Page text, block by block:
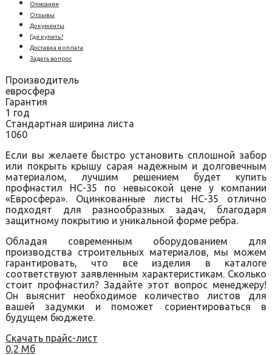
Описание
Отзывы
Документы
Где купить?
Доставка и оплата
Задать вопрос
Производитель
евросфера
Гарантия
1 год
Стандартная ширина листа
1060
Если вы желаете быстро установить сплошной забор
или покрыть крышу сарая надежным и долговечным
материалом, лучшим решением будет купить
профнастил НС-35 по невысокой цене у компании
«Евросфера». Оцинкованные листы HC-35 отлично
подходят для разнообразных задач, благодаря
защитному покрытию и уникальной форме ребра.
Обладая современным оборудованием для
производства строительных материалов, мы можем
гарантировать, что все изделия в каталоге
соответствуют заявленным характеристикам. Сколько
стоит профнастил? Задайте этот вопрос менеджеру!
Он выяснит необходимое количество листов для
вашей задумки и поможет сориентироваться в
будущем бюджете.
Скачать прайс-лист
0,2 Мб